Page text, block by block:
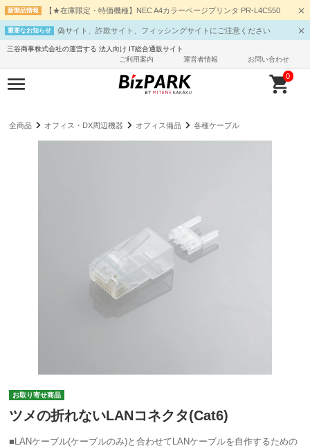
新製品情報 【★在庫限定・特価機種】NEC A4カラーページプリンタ PR-L4C550
重要なお知らせ 偽サイト、詐欺サイト、フィッシングサイトにご注意ください
三谷商事株式会社の運営する 法人向け IT総合通販サイト
ご利用案内
運営者情報 お問い合わせ
0
全商品 オフィス・DX周辺機器 オフィス備品 各種ケーブル
お取り寄せ商品
ツメの折れないLANコネクタ(Cat6)
■LANケーブル(ケーブルのみ)と合わせてLANケーブルを自作するための